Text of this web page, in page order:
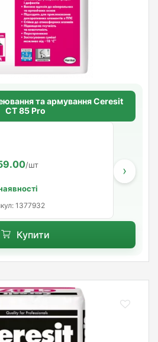
та армування Ceresit
СТ 85 Pro
/шт
1377932
›
Купити